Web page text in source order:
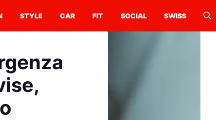
STYLE CAR FIT SOCIAL SWISS